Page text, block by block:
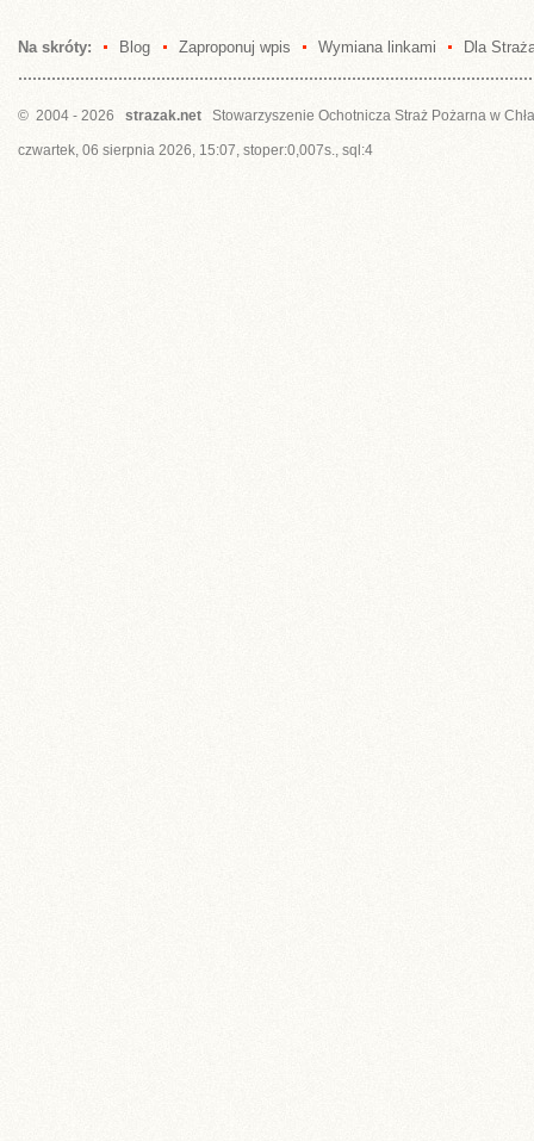
Na skróty: Blog Zaproponuj wpis Wymiana linkami Dla
© 2004 - 2026 strazak.net Stowarzyszenie Ochotnicza Straż Pożarna w
czwartek, 06 sierpnia 2026, 15:07, stoper:0,007s., sql:4